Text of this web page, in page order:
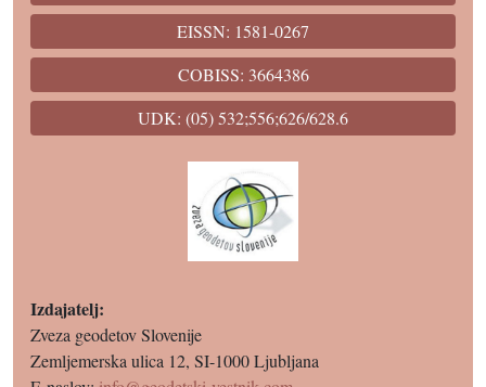
EISSN: 1581-0267
COBISS: 3664386
UDK: (05) 532;556;626/628.6
Izdajatelj:
Zveza geodetov Slovenije
Zemljemerska ulica 12, SI-1000 Ljubljana